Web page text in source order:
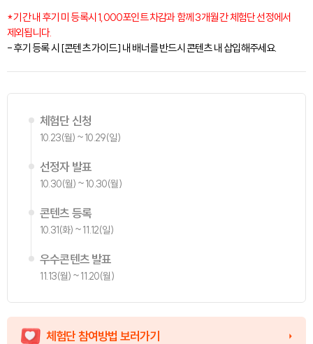
* 기간 내 후기 미 등록시 1,000포인트 차감과 함께 3개월 간 체험단 선정에서
제외됩니다.
- 후기 등록 시 [콘텐츠 가이드] 내 배너를 반드시 콘텐츠 내 삽입해주세요.
체험단 신청
10.23(월) ~ 10.29(일)
선정자 발표
10.30(월) ~ 10.30(월)
콘텐츠 등록
10.31(화) ~ 11.12(일)
우수콘텐츠 발표
11.13(월) ~ 11.20(월)
체험단 참여방법 보러가기